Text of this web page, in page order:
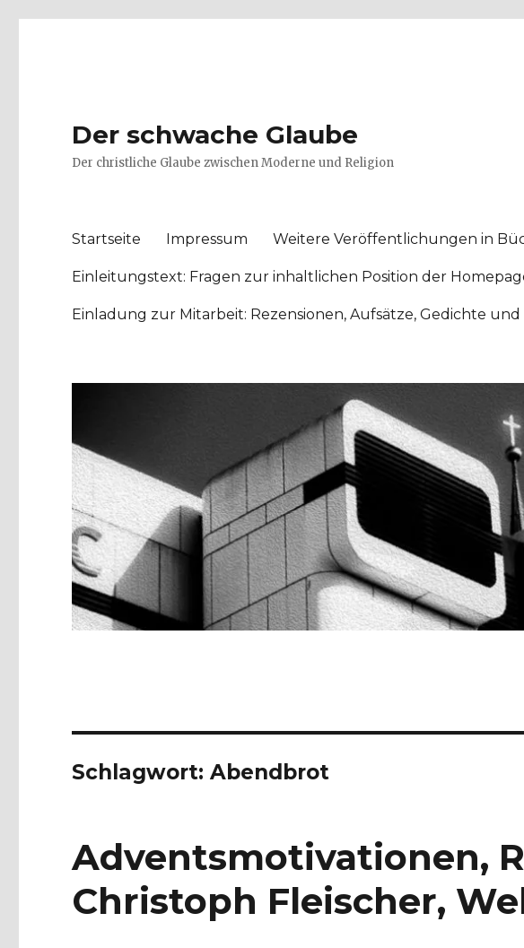
Der schwache Glaube
Der christliche Glaube zwischen Moderne und Religion
Startseite Impressum Weitere Veröffentlichungen in
Einleitungstext: Fragen zur inhaltlichen Position der
Einladung zur Mitarbeit: Rezensionen, Aufsätze, Gedichte
Schlagwort:Abendbrot
Adventsmotivationen,
Christoph Fleischer,